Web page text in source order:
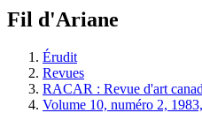
Fil d'Ariane
Érudit
Revues
RACAR : Revue d'art
Volume 10, numéro 2,